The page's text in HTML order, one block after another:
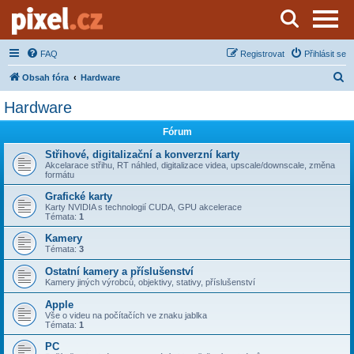
Server o natáčení a zpracování videa
FAQ Přihlásit se
Registrovat
Obsah fóra Hardware
Hardware
Fórum
Střihové, digitalizační a konverzní karty
Akcelarace střihu, RT náhled, digitalizace videa, upscale/downscale, změna
formátu
Grafické karty
Karty NVIDIA s technologií CUDA, GPU akcelerace
Témata: 1
Kamery
Témata: 3
Ostatní kamery a příslušenství
Kamery jiných výrobců, objektivy, stativy, příslušenství
Apple
Vše o videu na počítačích ve znaku jablka
Témata: 1
PC